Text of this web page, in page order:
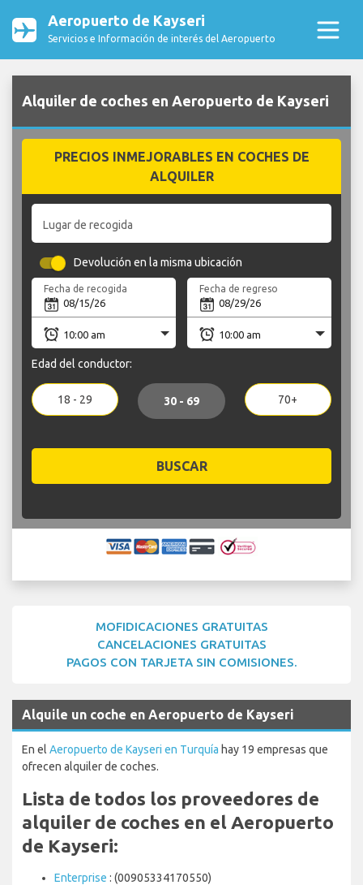
Aeropuerto de Kayseri
Servicios e Información de interés del Aeropuerto
Alquiler de coches en Aeropuerto de Kayseri
PRECIOS INMEJORABLES EN COCHES DE
ALQUILER
Lugar de recogida
Devolución en la misma ubicación
Fecha de recogida Fecha de regreso
Edad del conductor:
18 - 29 30 - 69 70+
BUSCAR
MOFIDICACIONES GRATUITAS
CANCELACIONES GRATUITAS
PAGOS CON TARJETA SIN COMISIONES.
Alquile un coche en Aeropuerto de Kayseri
En el Aeropuerto de Kayseri en Turquía hay 19 empresas que
ofrecen alquiler de coches.
Lista de todos los proveedores de
alquiler de coches en el Aeropuerto
de Kayseri:
Enterprise : (00905334170550)